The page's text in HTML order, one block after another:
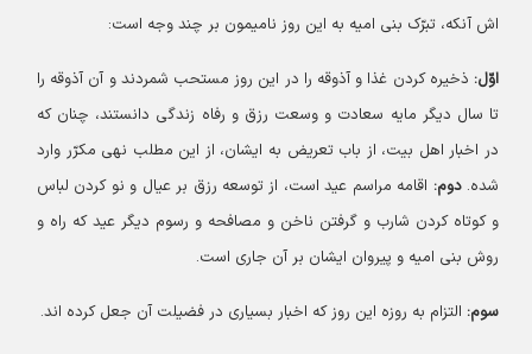
اش آنکه، تبرّک بنی امیه به این روز نامیمون بر چند وجه است:
اوّل:ذخیره کردن غذا و آذوقه را در این روز مستحب شمردند و آن آذوقه را
تا سال دیگر مایه سعادت و وسعت رزق و رفاه زندگی دانستند، چنان که
در اخبار اهل بیت، از باب تعریض به ایشان، از این مطلب نهی مکرّر وارد
شده.دوم:اقامه مراسم عید است، از توسعه رزق بر عیال و نو کردن لباس
و کوتاه کردن شارب و گرفتن ناخن و مصافحه و رسوم دیگر عید که راه و
روش بنی امیه و پیروان ایشان بر آن جاری است.
سوم:التزام به روزه این روز که اخبار بسیاری در فضیلت آن جعل کرده اند.